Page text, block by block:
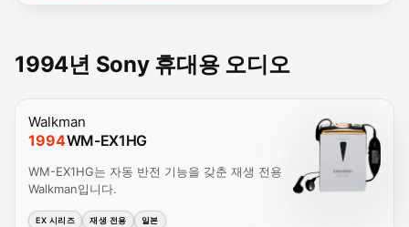
1994년 Sony 휴대용 오디오
Walkman
1994WM-EX1HG
WM-EX1HG는 자동 반전 기능을 갖춘 재생 전용
Walkman입니다.
EX 시리즈 재생 전용 일본